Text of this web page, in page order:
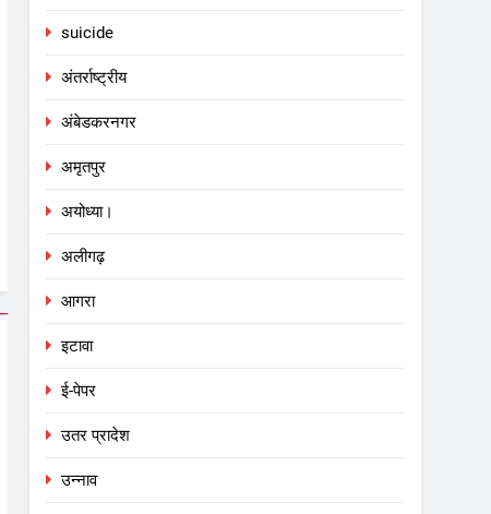
suicide
अंतर्राष्ट्रीय
अंबेडकरनगर
अमृतपुर
अयोध्या।
अलीगढ़
आगरा
इटावा
ई-पेपर
उतर प्रादेश
उन्नाव